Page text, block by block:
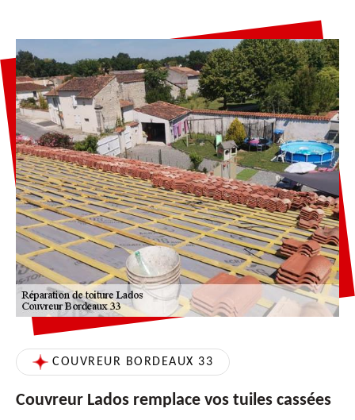
COUVREUR BORDEAUX 33
Couvreur Lados remplace vos tuiles cassées